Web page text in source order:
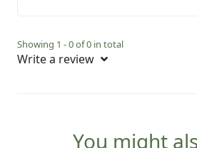
Showing 1 - 0 of 0 in total
Write a review
You might